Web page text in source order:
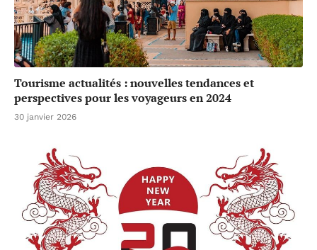
Tourisme actualités : nouvelles tendances et
perspectives pour les voyageurs en 2024
30 janvier 2026